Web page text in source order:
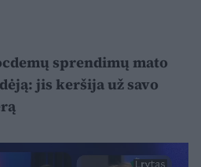
sprendimų mato
jis keršija už savo